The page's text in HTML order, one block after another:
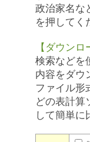
政治家名な
を押してく
【ダウンロ
検索などを
内容をダウ
ファイル形
どの表計算
して簡単に